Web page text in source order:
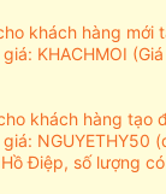
khách hàng mới
KHACHMOI
khách hàng tạo
NGUYETHY50
Điệp, số lượng